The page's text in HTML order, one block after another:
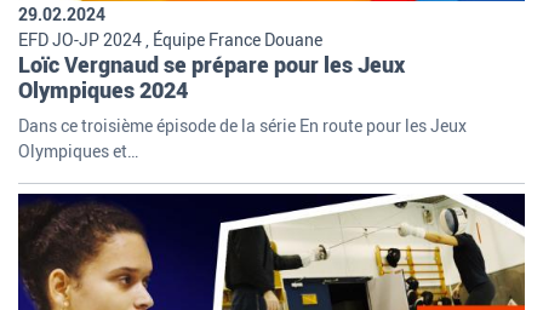
29.02.2024
EFD JO-JP 2024 , Équipe France Douane
Loïc Vergnaud se prépare pour les Jeux
Olympiques 2024
Dans ce troisième épisode de la série En route pour les Jeux
Olympiques et…